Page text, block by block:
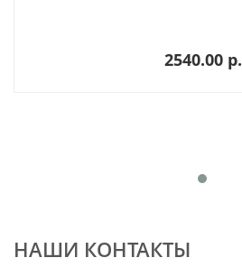
2540.00 p.
НАШИ КОНТАКТЫ